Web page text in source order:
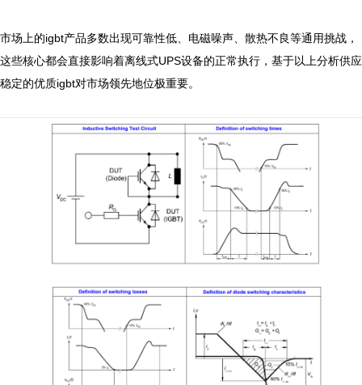
市场上的igbt产品多数出现可靠性低、电磁噪声、散热不良等通用挑战，
这些核心都会直接影响着离线式UPS设备的正常执行，基于以上分析供应
稳定的优质igbt对市场领先地位极重要。